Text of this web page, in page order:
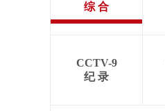
综 合
CCTV-9
纪 录